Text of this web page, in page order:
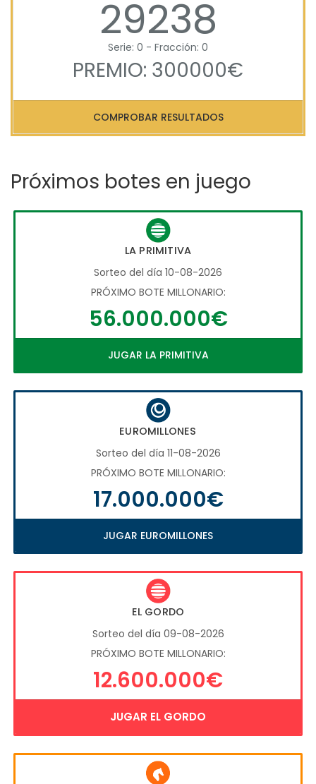
29238
Serie: 0 - Fracción: 0
PREMIO: 300000€
COMPROBAR RESULTADOS
Próximos botes en juego
LA PRIMITIVA
Sorteo del día 10-08-2026
PRÓXIMO BOTE MILLONARIO:
56.000.000€
JUGAR LA PRIMITIVA
EUROMILLONES
Sorteo del día 11-08-2026
PRÓXIMO BOTE MILLONARIO:
17.000.000€
JUGAR EUROMILLONES
EL GORDO
Sorteo del día 09-08-2026
PRÓXIMO BOTE MILLONARIO:
12.600.000€
JUGAR EL GORDO